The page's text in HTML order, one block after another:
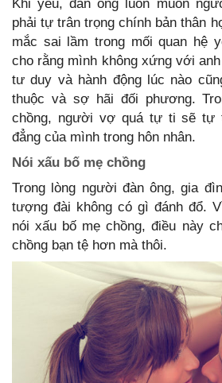
Khi yêu, đàn ông luôn muốn
phải tự trân trọng chính bản thân
mắc sai lầm trong mối quan hệ
cho rằng mình không xứng với
tư duy và hành động lúc nào
thuộc và sợ hãi đối phương.
chồng, người vợ quá tự ti sẽ tự
đẳng của mình trong hôn nhân.
Nói xấu bố mẹ chồng
Trong lòng người đàn ông, gia
tượng đài không có gì đánh đổ.
nói xấu bố mẹ chồng, điều này
chồng bạn tệ hơn mà thôi.